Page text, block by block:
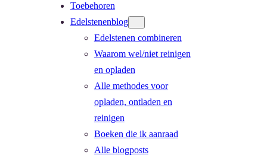
Toebehoren
Edelstenenblog
Edelstenen combineren
Waarom wel/niet reinigen
en opladen
Alle methodes voor
opladen, ontladen en
reinigen
Boeken die ik aanraad
Alle blogposts